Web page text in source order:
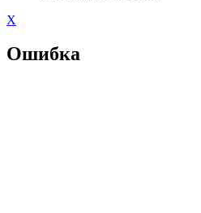
X
Ошибка